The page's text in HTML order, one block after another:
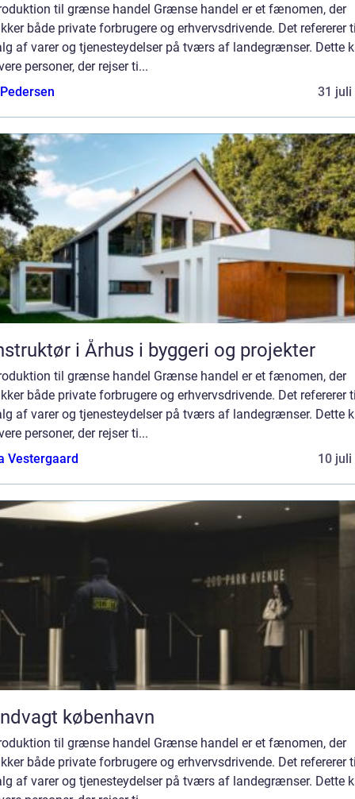
til grænse handel Grænse handel er et fænomen, der
både private forbrugere og erhvervsdrivende. Det refererer
af varer og tjenesteydelser på tværs af landegrænser. Dette
personer, der rejser ti...
31 juli
i Århus i byggeri og projekter
til grænse handel Grænse handel er et fænomen, der
både private forbrugere og erhvervsdrivende. Det refererer
af varer og tjenesteydelser på tværs af landegrænser. Dette
personer, der rejser ti...
Vestergaard
10 juli
københavn
til grænse handel Grænse handel er et fænomen, der
både private forbrugere og erhvervsdrivende. Det refererer
af varer og tjenesteydelser på tværs af landegrænser. Dette